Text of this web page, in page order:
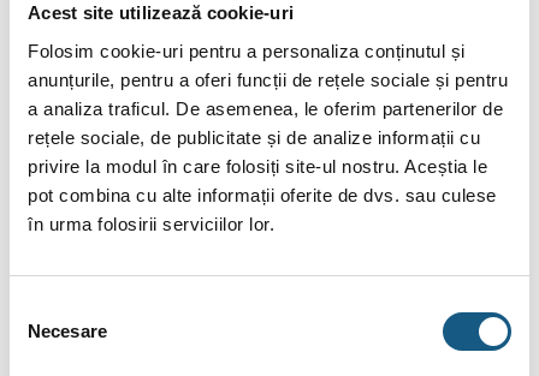
Acest site utilizează cookie-uri
Folosim cookie-uri pentru a personaliza conținutul și
anunțurile, pentru a oferi funcții de rețele sociale și pentru
a analiza traficul. De asemenea, le oferim partenerilor de
rețele sociale, de publicitate și de analize informații cu
privire la modul în care folosiți site-ul nostru. Aceștia le
pot combina cu alte informații oferite de dvs. sau culese
în urma folosirii serviciilor lor.
consimțământului
Necesare
conține accesorii neincluse în pachetele standard. De
asemenea, unele specificații pot fi modificate de către
producător fără preaviz sau pot conține erori de operare.